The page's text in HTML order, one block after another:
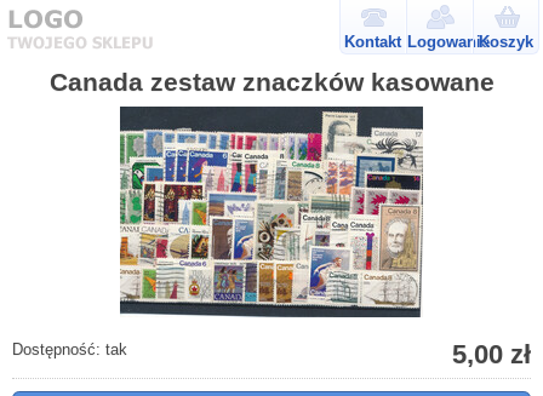
Kontakt LogowanieKoszyk
Canada zestaw znaczków kasowane
5,00 zł
Dostępność: tak